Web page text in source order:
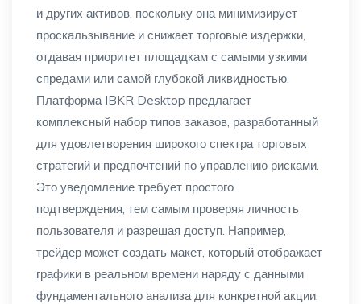
и других активов, поскольку она минимизирует
проскальзывание и снижает торговые издержки,
отдавая приоритет площадкам с самыми узкими
спредами или самой глубокой ликвидностью.
Платформа IBKR Desktop предлагает
комплексный набор типов заказов, разработанный
для удовлетворения широкого спектра торговых
стратегий и предпочтений по управлению рисками.
Это уведомление требует простого
подтверждения, тем самым проверяя личность
пользователя и разрешая доступ. Например,
трейдер может создать макет, который отображает
графики в реальном времени наряду с данными
фундаментального анализа для конкретной акции,